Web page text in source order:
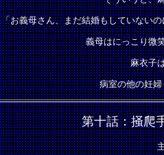
「お義母さん、まだ結婚もしていない
義母はにっこり微
麻衣子
病室の他の妊
第十話：掻爬